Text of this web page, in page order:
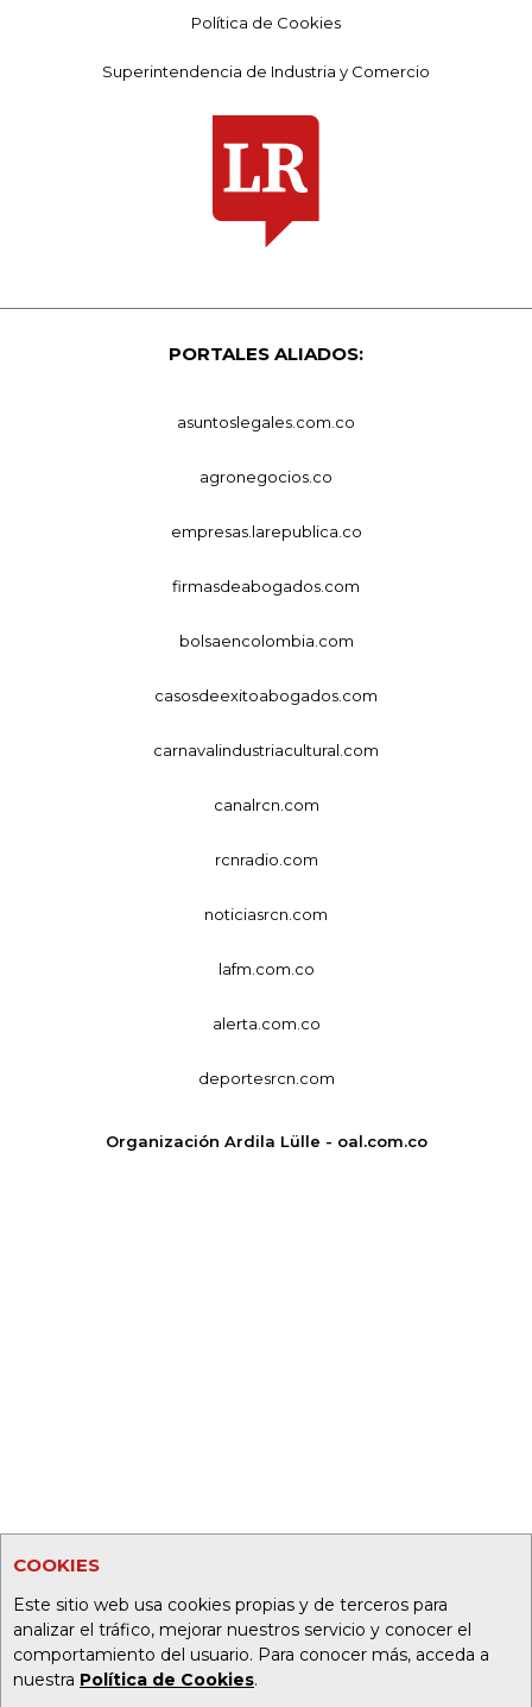
COOKIES
Este sitio web usa cookies propias y de terceros para
analizar el tráfico, mejorar nuestros servicio y conocer el
comportamiento del usuario. Para conocer más, acceda a
nuestra Política de Cookies.
Política de Cookies
Superintendencia de Industria y Comercio
PORTALES ALIADOS:
asuntoslegales.com.co
agronegocios.co
empresas.larepublica.co
firmasdeabogados.com
bolsaencolombia.com
casosdeexitoabogados.com
carnavalindustriacultural.com
canalrcn.com
rcnradio.com
noticiasrcn.com
lafm.com.co
alerta.com.co
deportesrcn.com
Organización Ardila Lülle - oal.com.co